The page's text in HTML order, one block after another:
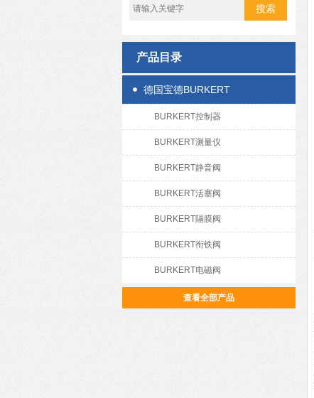
产品目录
德国宝德BURKERT
BURKERT控制器
BURKERT测量仪
BURKERT静音阀
BURKERT活塞阀
BURKERT隔膜阀
BURKERT衔铁阀
BURKERT电磁阀
查看全部产品